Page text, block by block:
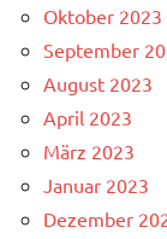
Oktober 2023
September
August 2023
April 2023
März 2023
Januar 2023
Dezember